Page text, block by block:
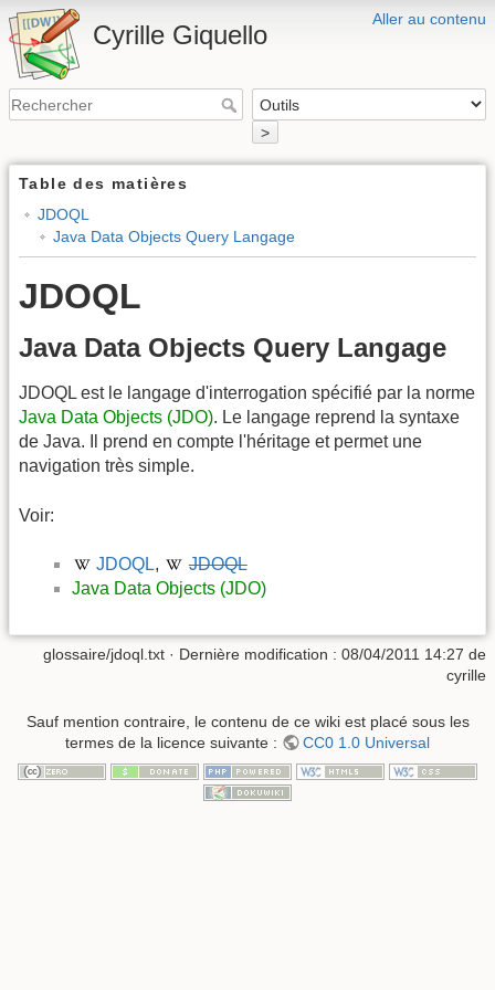
Aller au contenu
Cyrille Giquello
>
Table des matières
JDOQL
Java Data Objects Query Langage
JDOQL
Java Data Objects Query Langage
JDOQL est le langage d'interrogation spécifié par la norme
Java Data Objects (JDO). Le langage reprend la syntaxe
de Java. Il prend en compte l'héritage et permet une
navigation très simple.
Voir:
JDOQL,
JDOQL
Java Data Objects (JDO)
glossaire/jdoql.txt · Dernière modification : 08/04/2011 14:27 de
cyrille
Sauf mention contraire, le contenu de ce wiki est placé sous les
termes de la licence suivante :
CC0 1.0 Universal